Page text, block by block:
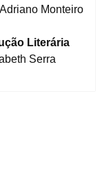
Monteiro
Literária
Serra